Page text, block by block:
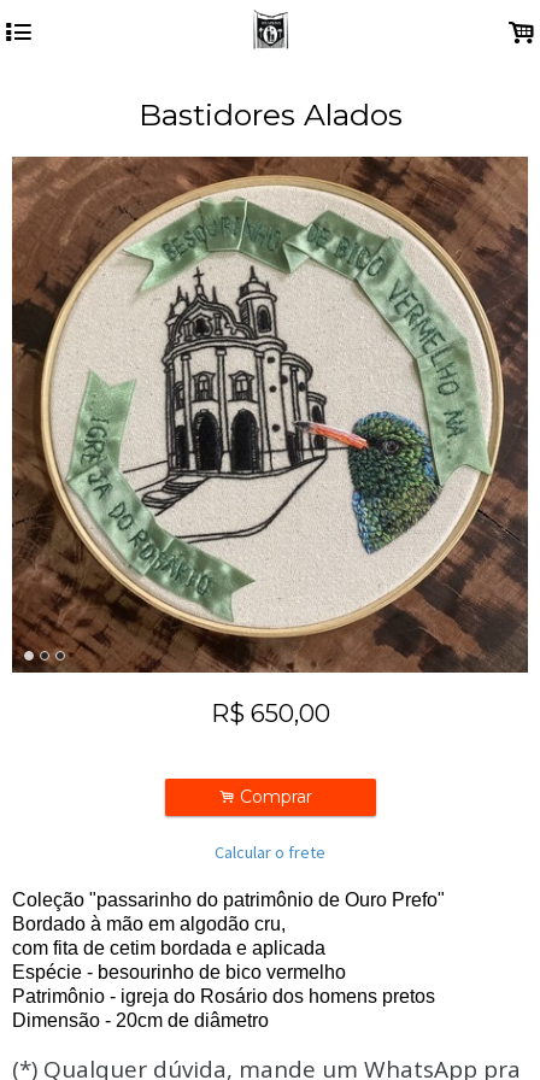
4 .
Bastidores Alados
R$ 650,00
. Comprar
Calcular o frete
Coleção "passarinho do patrimônio de Ouro Prefo"
Bordado à mão em algodão cru,
com fita de cetim bordada e aplicada
Espécie - besourinho de bico vermelho
Patrimônio - igreja do Rosário dos homens pretos
Dimensão - 20cm de diâmetro
(*) Qualquer dúvida, mande um WhatsApp pra